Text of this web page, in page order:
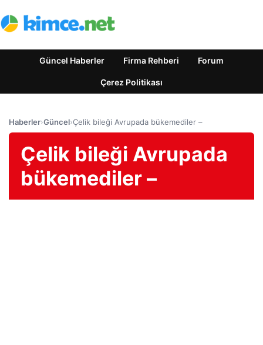
Güncel Haberler Firma Rehberi Forum
Çerez Politikası
Haberler›Güncel›Çelik bileği Avrupada bükemediler –
Çelik bileği Avrupada
bükemediler –